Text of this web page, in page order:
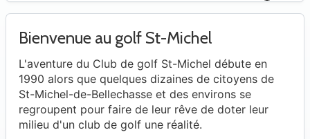
Bienvenue au golf St-Michel
L'aventure du Club de golf St-Michel débute en
1990 alors que quelques dizaines de citoyens de
St-Michel-de-Bellechasse et des environs se
regroupent pour faire de leur rêve de doter leur
milieu d'un club de golf une réalité.